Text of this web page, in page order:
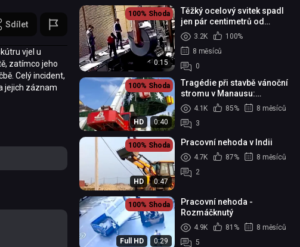
Sdílet
vjel u
zatímco jeho
Celý incident,
jejich záznam
100% Shoda
0:15
Těžký ocelový svitek spadl
jen pár centimetrů od
dělníka
3.2K
100%
8 měsíců
0
100% Shoda
HD 0:40
Tragédie při stavbě vánoční
stromu v Manausu:
převržený jeřáb zabil
jednoho pracovníka a
dalšího ...
4.1K 85%
8 měsíců
3
100% Shoda
HD 0:47
Pracovní nehoda v Indii
4.7K 87%
8 měsíců
2
100% Shoda
Full HD 0:29
Pracovní nehoda -
Rozmáčknutý
4.9K 81%
8 měsíců
5